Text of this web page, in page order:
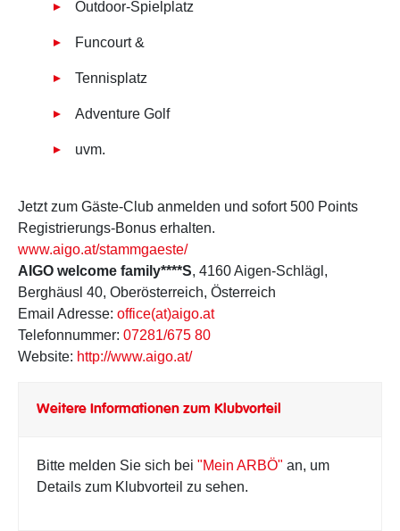
Outdoor-Spielplatz
Funcourt &
Tennisplatz
Adventure Golf
uvm.
Jetzt zum Gäste-Club anmelden und sofort 500 Points
Registrierungs-Bonus erhalten.
www.aigo.at/stammgaeste/
AIGO welcome family****S, 4160 Aigen-Schlägl,
Berghäusl 40, Oberösterreich, Österreich
Email Adresse: office(at)aigo.at
Telefonnummer: 07281/675 80
Website: http://www.aigo.at/
Weitere Informationen zum Klubvorteil
Bitte melden Sie sich bei "Mein ARBÖ" an, um
Details zum Klubvorteil zu sehen.